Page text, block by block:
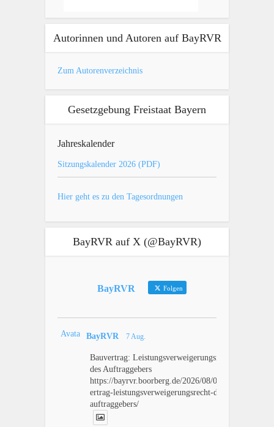
Autorinnen und Autoren auf BayRVR
Zum Autorenverzeichnis
Gesetzgebung Freistaat Bayern
Jahreskalender
Sitzungskalender 2026 (PDF)
Hier geht es zu den Tagesordnungen
BayRVR auf X (@BayRVR)
BayRVR Folgen
Avatar BayRVR 7 Aug.
Bauvertrag: Leistungsverweigerungsrecht
des Auftraggebers
https://bayrvr.boorberg.de/2026/08/07/bauv
ertrag-leistungsverweigerungsrecht-des-
auftraggebers/